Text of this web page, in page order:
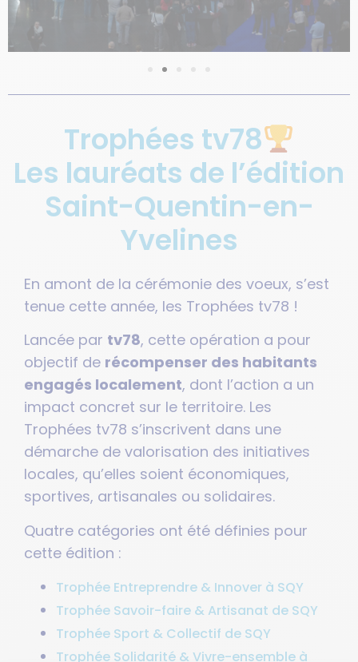
Trophées tv78
Les lauréats de l’édition
Saint-Quentin-en-
Yvelines
En amont de la cérémonie des voeux, s’est
tenue cette année, les Trophées tv78 !
Lancée par tv78, cette opération a pour
objectif de récompenser des habitants
engagés localement, dont l’action a un
impact concret sur le territoire. Les
Trophées tv78 s’inscrivent dans une
démarche de valorisation des initiatives
locales, qu’elles soient économiques,
sportives, artisanales ou solidaires.
Quatre catégories ont été définies pour
cette édition :
Trophée Entreprendre & Innover à SQY
Trophée Savoir-faire & Artisanat de SQY
Trophée Sport & Collectif de SQY
Trophée Solidarité & Vivre-ensemble à